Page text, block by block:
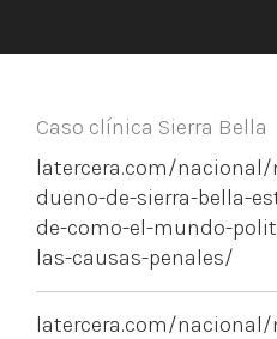
Caso clínica Sierra Bella
latercera.com/
dueno-de-sierra-bella-
de-como-el-mundo-
las-causas-penales/
latercera.com/